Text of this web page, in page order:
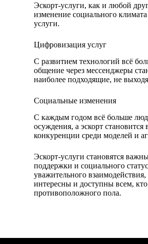
Эскорт-услуги, как и любой
изменение социального
услуги.
Цифровизация услуг
С развитием технологий всё
общение через мессенджеры
наиболее подходящие, не
Социальные изменения
С каждым годом всё больше
осуждения, а эскорт
конкуренции среди моделей и
Эскорт-услуги становятся
поддержки и социального
уважительного
интересны и доступны всем,
противоположного пола.